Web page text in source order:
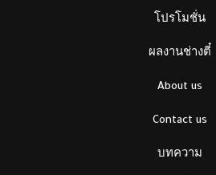
โปรโมชั่น
ผลงานช่างตี๋
About us
Contact us
บทความ